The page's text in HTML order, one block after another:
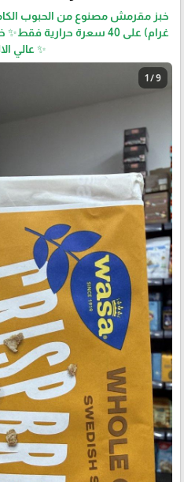
غرام) على 40 سعرة
✨ عالي
1 / 9